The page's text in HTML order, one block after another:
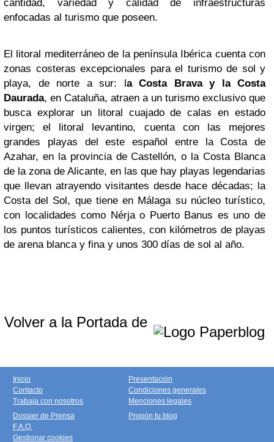
cantidad, variedad y calidad de infraestructuras
enfocadas al turismo que poseen.
El litoral mediterráneo de la península Ibérica cuenta con
zonas costeras excepcionales para el turismo de sol y
playa, de norte a sur: la Costa Brava y la Costa
Daurada, en Cataluña, atraen a un turismo exclusivo que
busca explorar un litoral cuajado de calas en estado
virgen; el litoral levantino, cuenta con las mejores
grandes playas del este español entre la Costa de
Azahar, en la provincia de Castellón, o la Costa Blanca
de la zona de Alicante, en las que hay playas legendarias
que llevan atrayendo visitantes desde hace décadas; la
Costa del Sol, que tiene en Málaga su núcleo turístico,
con localidades como Nérja o Puerto Banus es uno de
los puntos turísticos calientes, con kilómetros de playas
de arena blanca y fina y unos 300 días de sol al año.
Volver a la Portada de
Inicio
Contacto
Trabaja con nosotros
Presentación
Condiciones generales
Menciones legales
Dossier de Prensa
F.A.Q.
Gestionar cookies
Propón tu blog